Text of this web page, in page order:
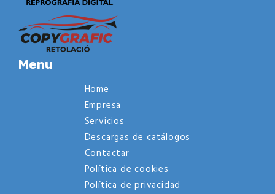
Menu
Home
Empresa
Servicios
Descargas de catálogos
Contactar
Política de cookies
Política de privacidad